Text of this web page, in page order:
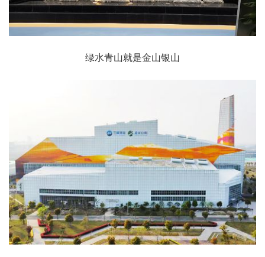
绿水青山就是金山银山